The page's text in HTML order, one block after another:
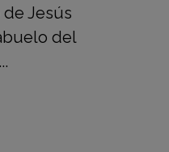
Jesús
del